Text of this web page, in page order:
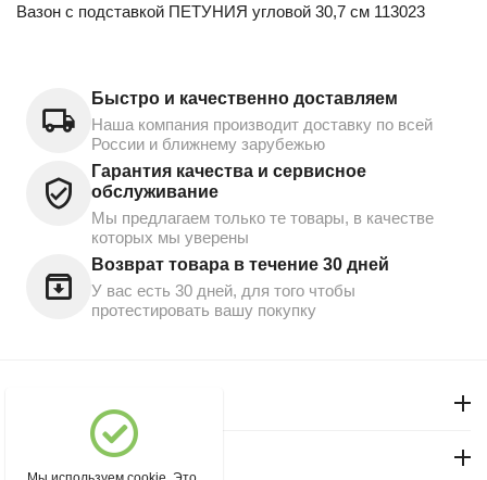
Вазон с подставкой ПЕТУНИЯ угловой 30,7 см 113023
Быстро и качественно доставляем
Наша компания производит доставку по всей
России и ближнему зарубежью
Гарантия качества и сервисное
обслуживание
Мы предлагаем только те товары, в качестве
которых мы уверены
Возврат товара в течение 30 дней
У вас есть 30 дней, для того чтобы
протестировать вашу покупку
Магазин "Северный"